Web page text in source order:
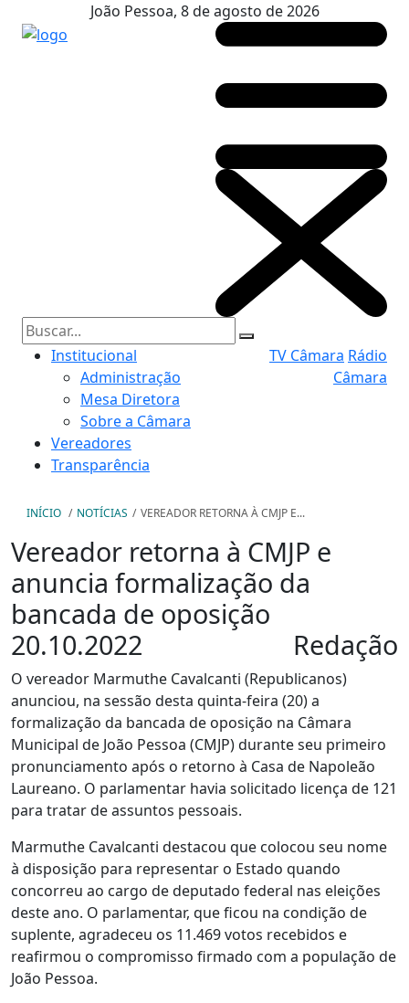
João Pessoa, 8 de agosto de 2026
Institucional
Administração
Mesa Diretora
Sobre a Câmara
Vereadores
Transparência
TV Câmara Rádio
Câmara
INÍCIO / NOTÍCIAS / VEREADOR RETORNA À CMJP E...
Vereador retorna à CMJP e
anuncia formalização da
bancada de oposição
20.10.2022
Redação
O vereador Marmuthe Cavalcanti (Republicanos)
anunciou, na sessão desta quinta-feira (20) a
formalização da bancada de oposição na Câmara
Municipal de João Pessoa (CMJP) durante seu primeiro
pronunciamento após o retorno à Casa de Napoleão
Laureano. O parlamentar havia solicitado licença de 121
para tratar de assuntos pessoais.
Marmuthe Cavalcanti destacou que colocou seu nome
à disposição para representar o Estado quando
concorreu ao cargo de deputado federal nas eleições
deste ano. O parlamentar, que ficou na condição de
suplente, agradeceu os 11.469 votos recebidos e
reafirmou o compromisso firmado com a população de
João Pessoa.